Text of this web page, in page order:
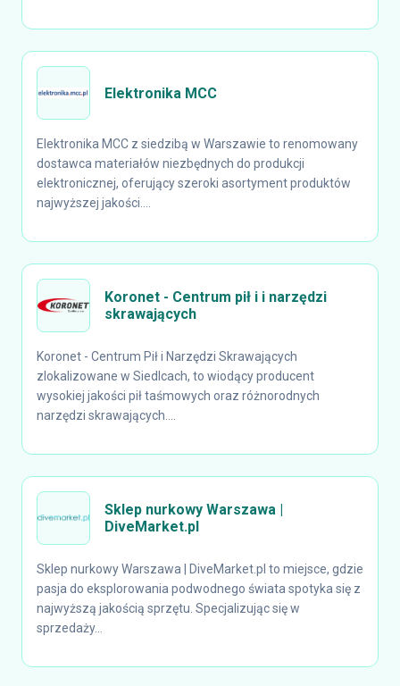
Elektronika MCC
Elektronika MCC z siedzibą w Warszawie to renomowany
dostawca materiałów niezbędnych do produkcji
elektronicznej, oferujący szeroki asortyment produktów
najwyższej jakości....
Koronet - Centrum pił i i narzędzi
skrawających
Koronet - Centrum Pił i Narzędzi Skrawających
zlokalizowane w Siedlcach, to wiodący producent
wysokiej jakości pił taśmowych oraz różnorodnych
narzędzi skrawających....
Sklep nurkowy Warszawa |
DiveMarket.pl
Sklep nurkowy Warszawa | DiveMarket.pl to miejsce, gdzie
pasja do eksplorowania podwodnego świata spotyka się z
najwyższą jakością sprzętu. Specjalizując się w
sprzedaży...